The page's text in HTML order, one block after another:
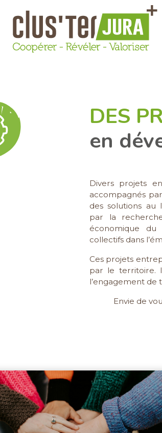
DES
en
Divers projets
accompagnés
des solutions au
par la
économique du
collectifs dans
Ces projets
par le territoire.
l’engagement de
Envie de